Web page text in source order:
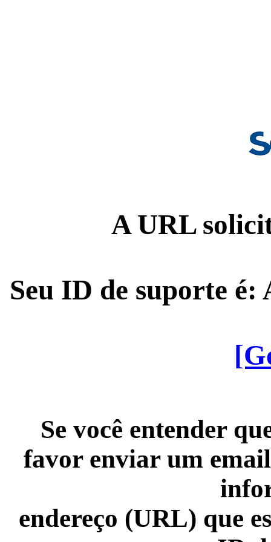
A URL
Seu ID de suporte é:
Se você entender
favor enviar um
endereço (URL) que